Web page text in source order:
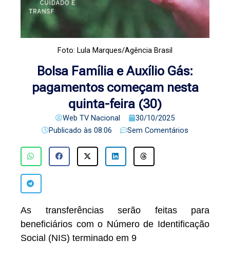
Foto: Lula Marques/Agência Brasil
Bolsa Família e Auxílio Gás:
pagamentos começam nesta
quinta-feira (30)
Web TV Nacional
30/10/2025
Publicado às 08:06 Sem Comentários
As transferências serão feitas para
beneficiários com o Número de Identificação
Social (NIS) terminado em 9